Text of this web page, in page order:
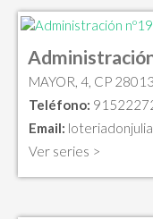
MAYOR, 4, CP
Teléfono:
Email:
Ver series >